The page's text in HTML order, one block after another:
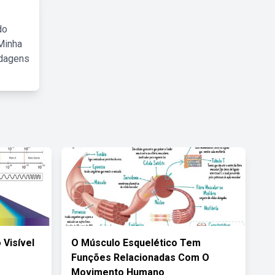
Visível
O Músculo Esquelético Tem
Funções Relacionadas Com O
Movimento Humano